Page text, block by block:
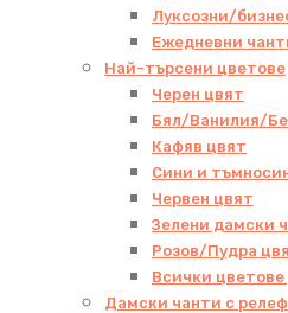
Луксозни/
Ежедневни
Най-търсени цветове
Черен цвят
Бял/Ванилия/
Кафяв цвят
Сини и
Червен цвят
Зелени дамски
Розов/Пудра
Всички
Дамски чанти с релеф